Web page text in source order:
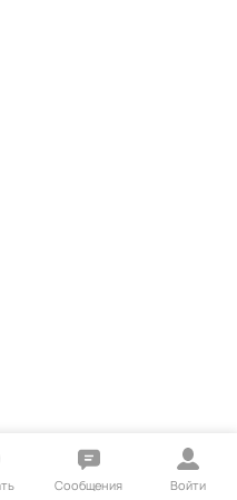
Сообщения Войти